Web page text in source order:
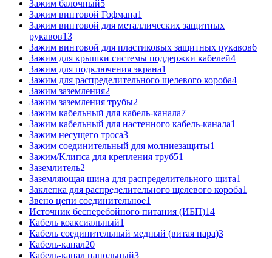
Зажим балочный5
Зажим винтовой Гофмана1
Зажим винтовой для металлических защитных
рукавов13
Зажим винтовой для пластиковых защитных рукавов6
Зажим для крышки системы поддержки кабелей4
Зажим для подключения экрана1
Зажим для распределительного щелевого короба4
Зажим заземления2
Зажим заземления трубы2
Зажим кабельный для кабель-канала7
Зажим кабельный для настенного кабель-канала1
Зажим несущего троса3
Зажим соединительный для молниезащиты1
Зажим/Клипса для крепления труб51
Заземлитель2
Заземляющая шина для распределительного щита1
Заклепка для распределительного щелевого короба1
Звено цепи соединительное1
Источник бесперебойного питания (ИБП)14
Кабель коаксиальный1
Кабель соединительный медный (витая пара)3
Кабель-канал20
Кабель-канал напольный3